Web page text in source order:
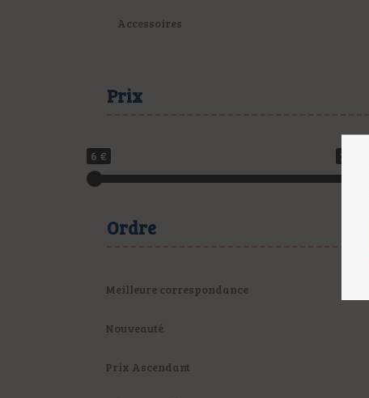
Accessoires
Prix
6 € 116 €
Ordre
Meilleure correspondance
Nouveauté
Prix Ascendant